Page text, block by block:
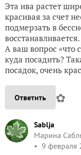
Эта ива растет
красивая за счет
подмерзать в
А ваш вопрос «что
куда посадить?
посадок, очень
Ответить ✿
Sablja
Марина
9 февраля